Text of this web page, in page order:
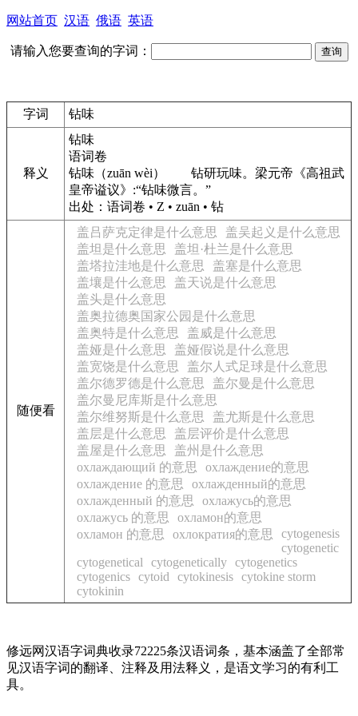
网站首页 汉语 俄语 英语
请输入您要查询的字词：
字词 钻味
释义
钻味
语词卷
钻味 （zuān wèi） 钻研玩味。 梁元帝 《高祖武
皇帝谥议》:“钻味微言。”
出处：语词卷 • Z • zuān • 钻
随便看
盖吕萨克定律是什么意思
盖吴起义是什么意思
盖坦是什么意思
盖坦·杜兰是什么意思
盖塔拉洼地是什么意思
盖塞是什么意思
盖壤是什么意思
盖天说是什么意思
盖头是什么意思
盖奥拉德奥国家公园是什么意思
盖奥特是什么意思
盖威是什么意思
盖娅是什么意思
盖娅假说是什么意思
盖宽饶是什么意思
盖尔人式足球是什么意思
盖尔德罗德是什么意思
盖尔曼是什么意思
盖尔曼尼库斯是什么意思
盖尔维努斯是什么意思
盖尤斯是什么意思
盖层是什么意思
盖层评价是什么意思
盖屋是什么意思
盖州是什么意思
охлаждающий 的意思
охлаждение的意思
охлаждение 的意思
охлажденный的意思
охлажденный 的意思
охлажусь的意思
охлажусь 的意思
охламон的意思
охламон 的意思
охлократия的意思
cytogenesis
cytogenetic
cytogenetical
cytogenetically cytogenetics
cytogenics cytoid cytokinesis cytokine storm
cytokinin
修远网汉语字词典收录72225条汉语词条，基本涵盖了全部常
见汉语字词的翻译、注释及用法释义，是语文学习的有利工
具。